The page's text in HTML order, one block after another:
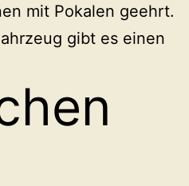
mit Pokalen geehrt.
gibt es einen